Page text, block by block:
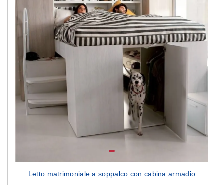
Letto matrimoniale a soppalco con cabina armadio